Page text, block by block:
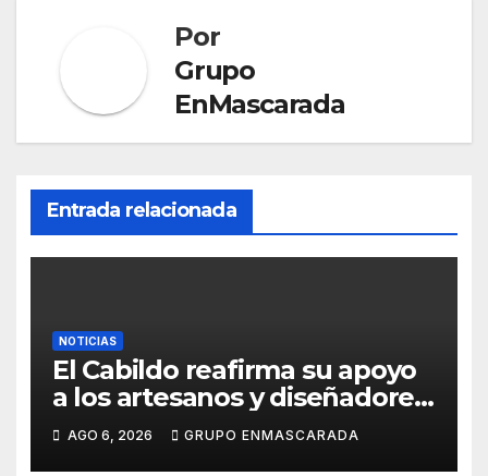
Por
Grupo
EnMascarada
Entrada relacionada
NOTICIAS
El Cabildo reafirma su apoyo
a los artesanos y diseñadores
del Carnaval de Tenerife
AGO 6, 2026 GRUPO ENMASCARADA